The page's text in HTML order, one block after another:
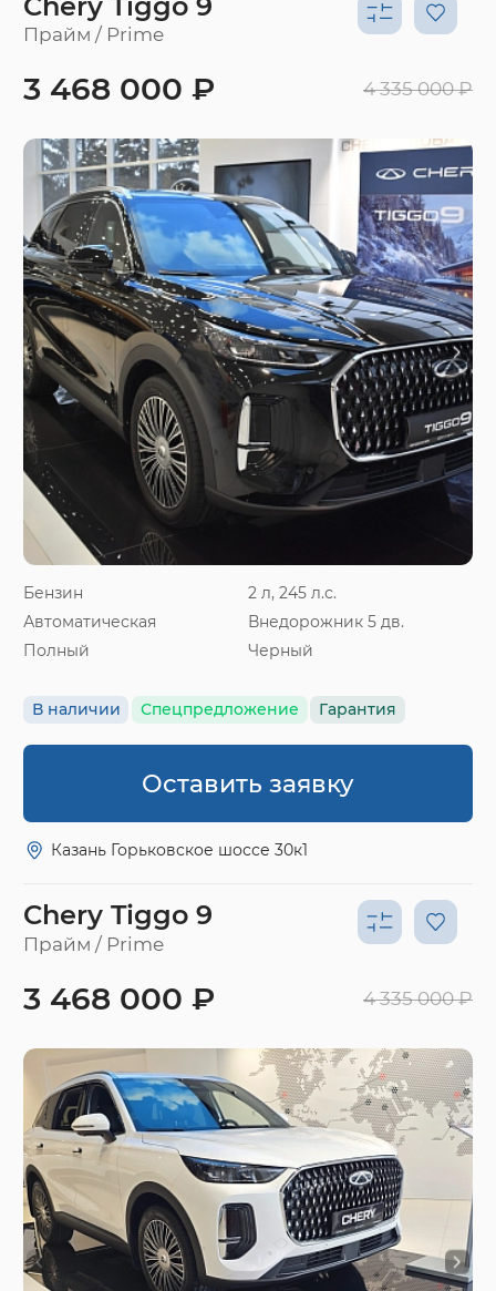
Прайм / Prime
Бензин
2 л, 245 л.с.
Автоматическая
Внедорожник 5 дв.
Полный
Черный
В наличии Спецпредложение Гарантия
3 468 000 ₽ 4 335 000 ₽
Оставить заявку
Казань Горьковское шоссе 30к1
Chery Tiggo 9
Прайм / Prime
3 468 000 ₽ 4 335 000 ₽